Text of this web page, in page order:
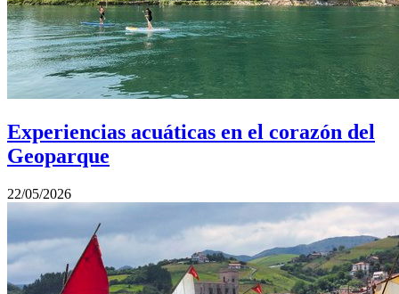
Experiencias acuáticas en el corazón del
Geoparque
22/05/2026